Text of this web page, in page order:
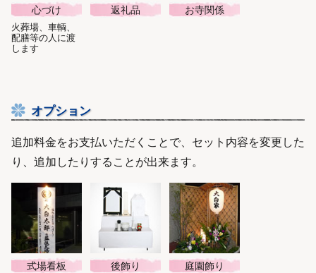
心づけ
火葬場、車輌、
配膳等の人に渡
します
返礼品 お寺関係
オプション
追加料金をお支払いただくことで、セット内容を変更した
り、追加したりすることが出来ます。
式場看板 後飾り 庭園飾り